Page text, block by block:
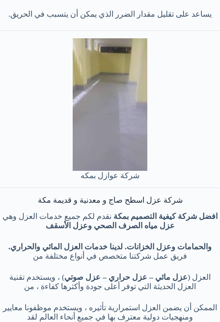
يساعد على تقليل مقدار الضرر الذي يمكن أن يتسبب في الحريق.
شركة عوازل بمكه
شركة عزل اسطح صاج و معدنية و قديمة مكة
افضل شركة كيفية التصميم بمكة نقدم لكم جميع خدمات العزل وهي
عزل مياه الصرف الصحي وعزل الأسقف
والحمامات وعزل الخزانات. لدينا خدمات العزل المائي والحراري.
فريق عمل شركتنا متخصص في أنواع مختلفة من
العزل (عزل مائي – عزل حراري – عزل صوتي) ، ويستخدم تقنية
العزل الحديثة التي توفر أعلى جودة وأكثرها كفاءة ، من
الممكن أن يضمن العزل استمرارية تأثيره ، ويستخدم موظفونا معايير
ومنهجيات دولية معترف بها في جميع أنحاء العالم لقد